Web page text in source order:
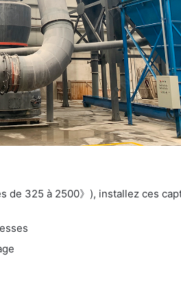
de 325 à 2500》), installez ces